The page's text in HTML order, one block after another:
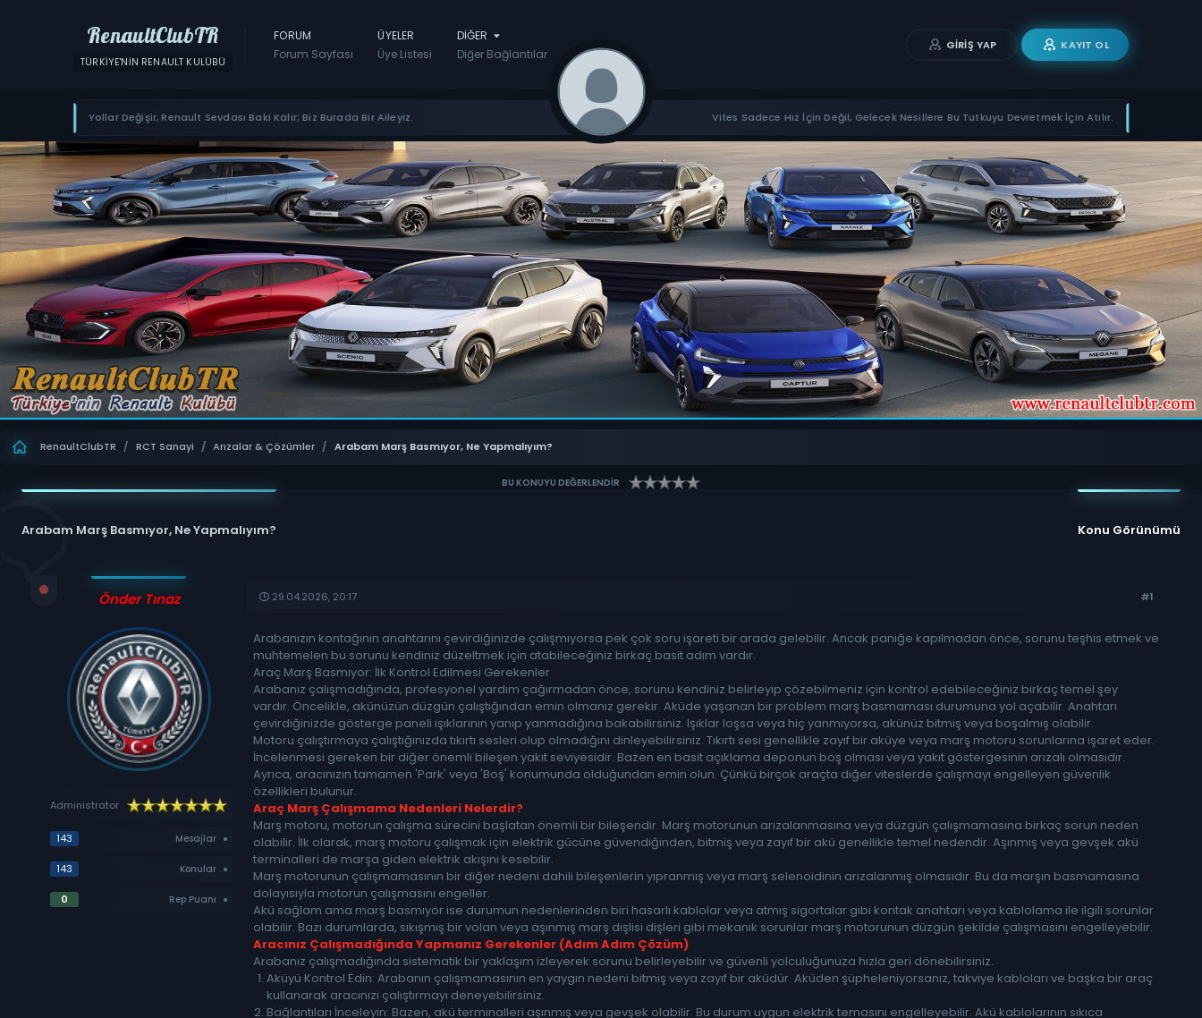
RenaultClubTR
TÜRKIYE'NIN RENAULT KULÜBÜ
FORUM
Forum Sayfası
ÜYELER
Üye Listesi
DIĞER
Diğer Bağlantılar
GIRIŞ YAP KAYIT OL
Yollar Değişir, Renault Sevdası Baki Kalır; Biz Burada Bir Aileyiz. Vites Sadece Hız İçin Değil, Gelecek Nesillere Bu Tutkuyu Devretmek İçin Atılır.
RenaultClubTR / RCT Sanayi / Arızalar & Çözümler / Arabam Marş Basmıyor, Ne Yapmalıyım?
BU KONUYU DEĞERLENDİR
Konu Görünümü
Arabam Marş Basmıyor, Ne Yapmalıyım?
Önder Tınaz
Administrator
143 Mesajlar
143 Konular
0 Rep Puanı
29.04.2026, 20:17 #1
Arabanızın kontağının anahtarını çevirdiğinizde çalışmıyorsa pek çok soru işareti bir arada gelebilir. Ancak paniğe kapılmadan önce, sorunu teşhis etmek ve
muhtemelen bu sorunu kendiniz düzeltmek için atabileceğiniz birkaç basit adım vardır.
Araç Marş Basmıyor: İlk Kontrol Edilmesi Gerekenler
Arabanız çalışmadığında, profesyonel yardım çağırmadan önce, sorunu kendiniz belirleyip çözebilmeniz için kontrol edebileceğiniz birkaç temel şey
vardır. Öncelikle, akünüzün düzgün çalıştığından emin olmanız gerekir. Aküde yaşanan bir problem marş basmaması durumuna yol açabilir. Anahtarı
çevirdiğinizde gösterge paneli ışıklarının yanıp yanmadığına bakabilirsiniz. Işıklar loşsa veya hiç yanmıyorsa, akünüz bitmiş veya boşalmış olabilir.
Motoru çalıştırmaya çalıştığınızda tıkırtı sesleri olup olmadığını dinleyebilirsiniz. Tıkırtı sesi genellikle zayıf bir aküye veya marş motoru sorunlarına işaret eder.
İncelenmesi gereken bir diğer önemli bileşen yakıt seviyesidir. Bazen en basit açıklama deponun boş olması veya yakıt göstergesinin arızalı olmasıdır.
Ayrıca, aracınızın tamamen 'Park' veya 'Boş' konumunda olduğundan emin olun. Çünkü birçok araçta diğer viteslerde çalışmayı engelleyen güvenlik
özellikleri bulunur.
Araç Marş Çalışmama Nedenleri Nelerdir?
Marş motoru, motorun çalışma sürecini başlatan önemli bir bileşendir. Marş motorunun arızalanmasına veya düzgün çalışmamasına birkaç sorun neden
olabilir. İlk olarak, marş motoru çalışmak için elektrik gücüne güvendiğinden, bitmiş veya zayıf bir akü genellikle temel nedendir. Aşınmış veya gevşek akü
terminalleri de marşa giden elektrik akışını kesebilir.
Marş motorunun çalışmamasının bir diğer nedeni dahili bileşenlerin yıpranmış veya marş selenoidinin arızalanmış olmasıdır. Bu da marşın basmamasına
dolayısıyla motorun çalışmasını engeller.
Akü sağlam ama marş basmıyor ise durumun nedenlerinden biri hasarlı kablolar veya atmış sigortalar gibi kontak anahtarı veya kablolama ile ilgili sorunlar
olabilir. Bazı durumlarda, sıkışmış bir volan veya aşınmış marş dişlisi dişleri gibi mekanik sorunlar marş motorunun düzgün şekilde çalışmasını engelleyebilir.
Aracınız Çalışmadığında Yapmanız Gerekenler (Adım Adım Çözüm)
Arabanız çalışmadığında sistematik bir yaklaşım izleyerek sorunu belirleyebilir ve güvenli yolculuğunuza hızla geri dönebilirsiniz.
Aküyü Kontrol Edin: Arabanın çalışmamasının en yaygın nedeni bitmiş veya zayıf bir aküdür. Aküden şüpheleniyorsanız, takviye kabloları ve başka bir araç
kullanarak aracınızı çalıştırmayı deneyebilirsiniz.
Bağlantıları İnceleyin: Bazen, akü terminalleri aşınmış veya gevşek olabilir. Bu durum uygun elektrik temasını engelleyebilir. Akü kablolarının sıkıca